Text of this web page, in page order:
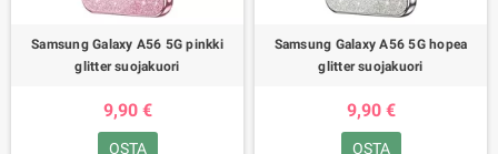
Samsung Galaxy A56 5G pinkki
glitter suojakuori
9,90 €
OSTA
Samsung Galaxy A56 5G hopea
glitter suojakuori
9,90 €
OSTA